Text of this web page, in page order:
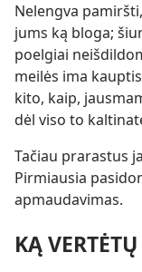
Nelengva
jums ką bloga;
poelgiai
meilės ima
kito, kaip,
dėl viso to
Tačiau prarastus
Pirmiausia
apmaudavimas.
KĄ